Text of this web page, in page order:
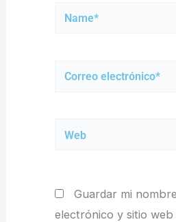
Name*
Correo
Web
Guardar mi
electrónico y sitio web